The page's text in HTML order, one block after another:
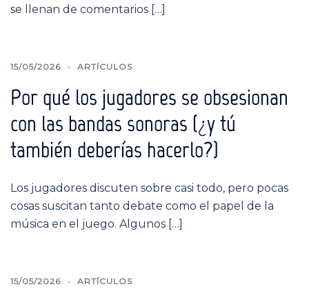
se llenan de comentarios […]
15/05/2026 ARTÍCULOS
Por qué los jugadores se obsesionan
con las bandas sonoras (¿y tú
también deberías hacerlo?)
Los jugadores discuten sobre casi todo, pero pocas
cosas suscitan tanto debate como el papel de la
música en el juego. Algunos […]
15/05/2026 ARTÍCULOS